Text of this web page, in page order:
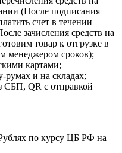
(После подписания
счет в течении
зачисления средств на
товар к отгрузке в
менеджером сроков);
картами;
и на складах;
СБП, QR с отправкой
по курсу ЦБ РФ на